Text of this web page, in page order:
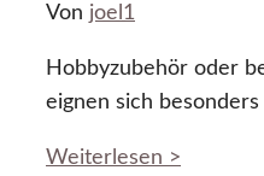
Von joel1
Hobbyzubehör oder
eignen sich
Weiterlesen >